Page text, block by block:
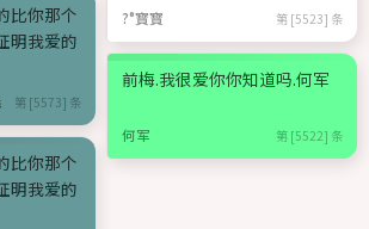
比你那个
明我爱的
第 [5573] 条
比你那个
明我爱的
?°寳寳 第 [5523] 条
前梅.我很爱你你知道吗.何军
何军 第 [5522] 条